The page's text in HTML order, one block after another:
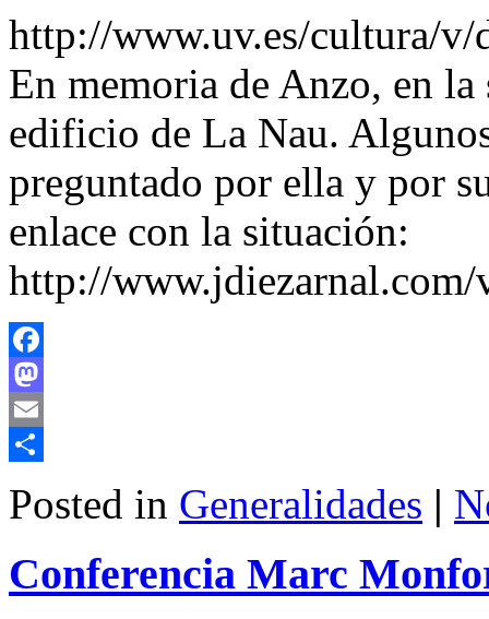
http://www.uv.es/cultura/v/
En memoria de Anzo, en
edificio de La Nau.
preguntado por ella y por
enlace con la situación:
http://
Facebook
Mastodon
Email
Posted in Generalidades |
Conferencia Marc